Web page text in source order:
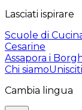
Lasciati ispirare
Scuole di
Cesarine
Assapora i
Chi siamo
Cambia lingua